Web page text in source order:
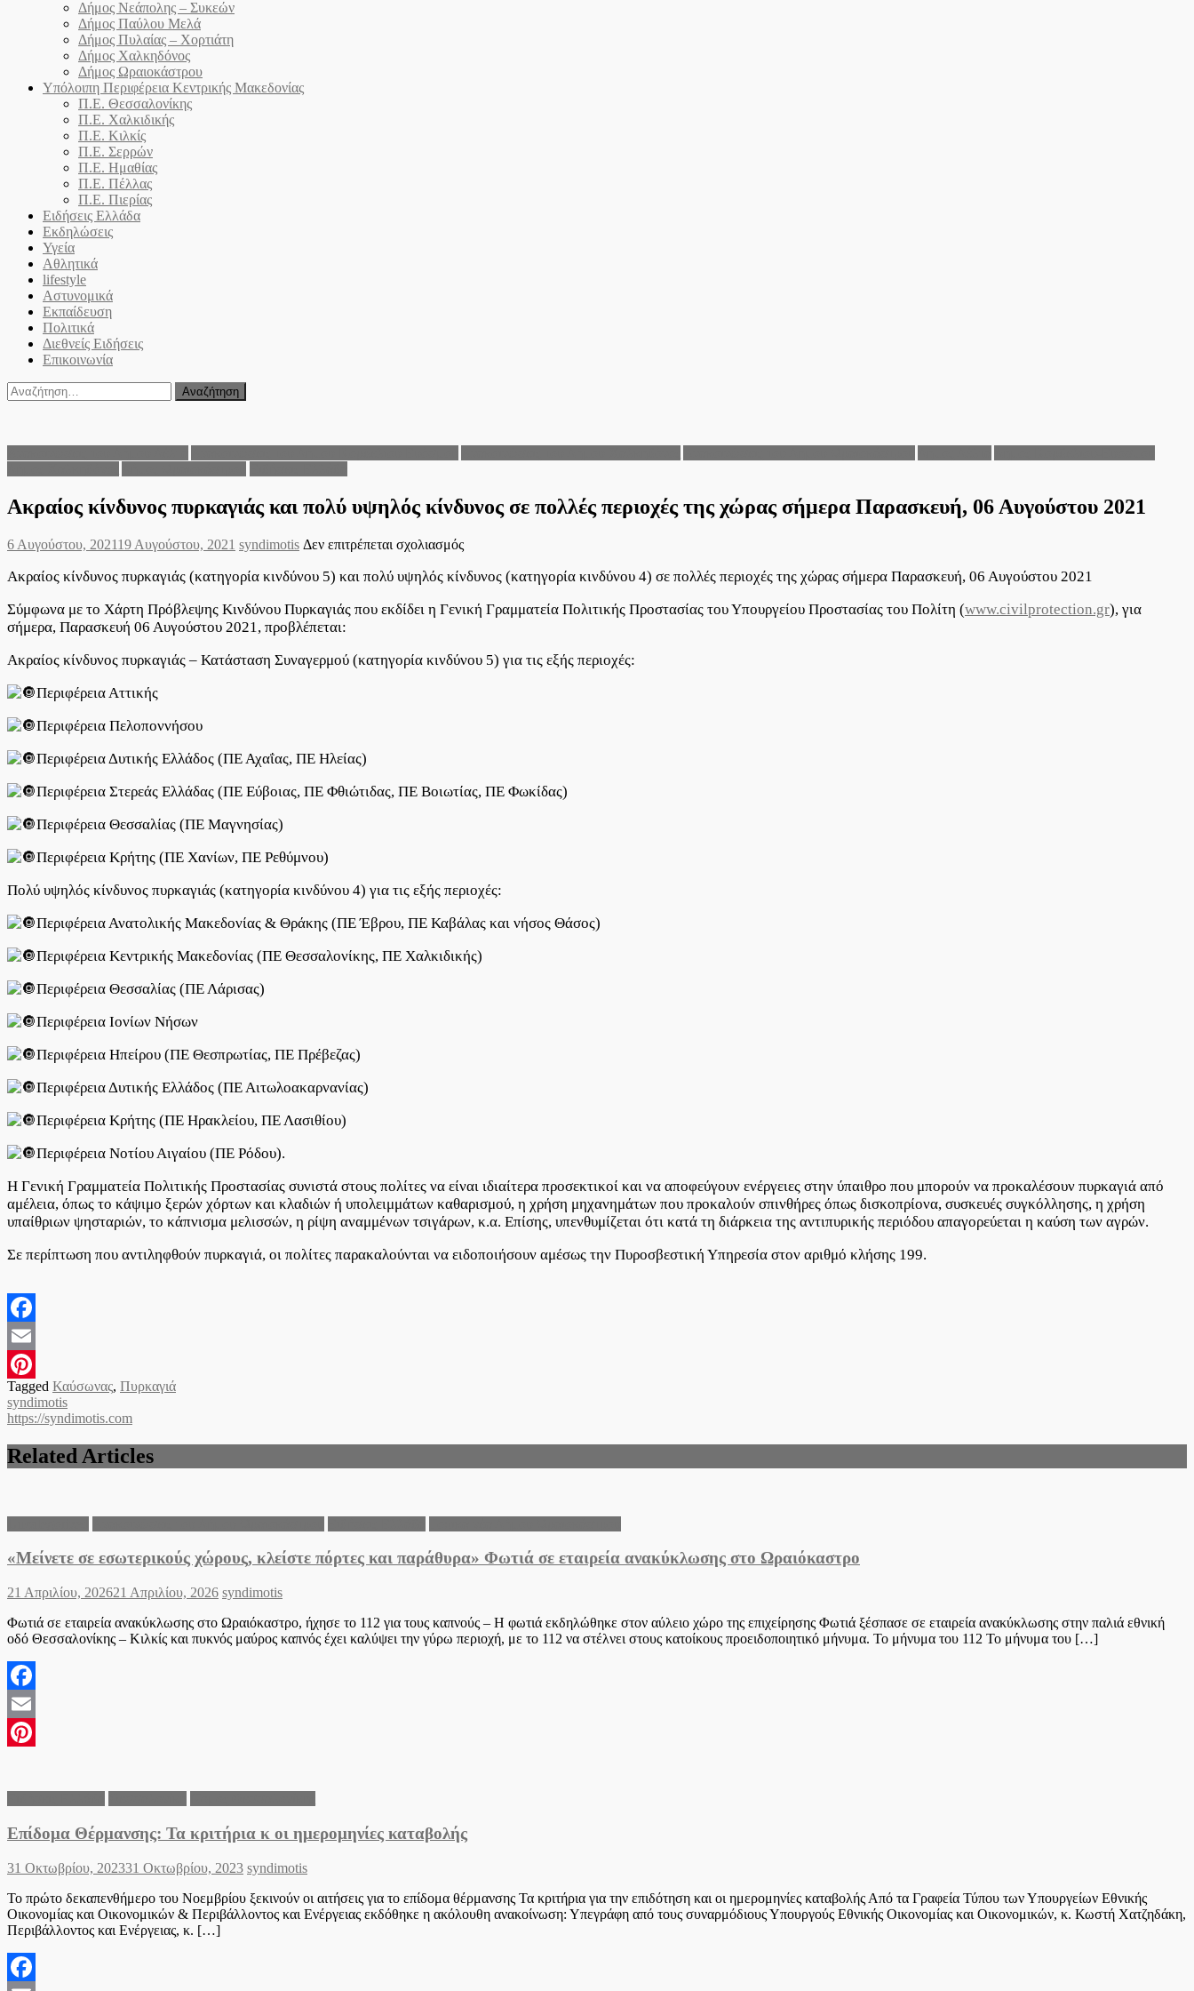
Δήμος Νεάπολης – Συκεών
Δήμος Παύλου Μελά
Δήμος Πυλαίας – Χορτιάτη
Δήμος Χαλκηδόνος
Δήμος Ωραιοκάστρου
Υπόλοιπη Περιφέρεια Κεντρικής Μακεδονίας
Π.Ε. Θεσσαλονίκης
Π.Ε. Χαλκιδικής
Π.Ε. Κιλκίς
Π.Ε. Σερρών
Π.Ε. Ημαθίας
Π.Ε. Πέλλας
Π.Ε. Πιερίας
Ειδήσεις Ελλάδα
Εκδηλώσεις
Υγεία
Αθλητικά
lifestyle
Αστυνομικά
Εκπαίδευση
Πολιτικά
Διεθνείς Ειδήσεις
Επικοινωνία
Αναζήτηση
για:
Ακραίος κίνδυνος πυρκαγιάς και πολύ υψηλός κίνδυνος σε πολλές περιοχές της χώρας σήμερα Παρασκευή, 06 Αυγούστου 2021
Posted
6 Αυγούστου, 202119 Αυγούστου, 2021 Author
syndimotis Δεν επιτρέπεται σχολιασμόςστο
κίνδυνος
και
κίνδυνος
Αυγούστου
Ακραίος κίνδυνος πυρκαγιάς (κατηγορία κινδύνου 5) και πολύ υψηλός κίνδυνος (κατηγορία κινδύνου 4) σε πολλές περιοχές της χώρας σήμερα Παρασκευή, 06 Αυγούστου 2021
Σύμφωνα με το Χάρτη Πρόβλεψης Κινδύνου Πυρκαγιάς που εκδίδει η Γενική Γραμματεία Πολιτικής Προστασίας του Υπουργείου Προστασίας του Πολίτη (www.civilprotection.gr), για
σήμερα, Παρασκευή 06 Αυγούστου 2021, προβλέπεται:
Ακραίος κίνδυνος πυρκαγιάς – Κατάσταση Συναγερμού (κατηγορία κινδύνου 5) για τις εξής περιοχές:
Περιφέρεια Αττικής
Περιφέρεια Πελοποννήσου
Περιφέρεια Δυτικής Ελλάδος (ΠΕ Αχαΐας, ΠΕ Ηλείας)
Περιφέρεια Στερεάς Ελλάδας (ΠΕ Εύβοιας, ΠΕ Φθιώτιδας, ΠΕ Βοιωτίας, ΠΕ Φωκίδας)
Περιφέρεια Θεσσαλίας (ΠΕ Μαγνησίας)
Περιφέρεια Κρήτης (ΠΕ Χανίων, ΠΕ Ρεθύμνου)
Πολύ υψηλός κίνδυνος πυρκαγιάς (κατηγορία κινδύνου 4) για τις εξής περιοχές:
Περιφέρεια Ανατολικής Μακεδονίας & Θράκης (ΠΕ Έβρου, ΠΕ Καβάλας και νήσος Θάσος)
Περιφέρεια Κεντρικής Μακεδονίας (ΠΕ Θεσσαλονίκης, ΠΕ Χαλκιδικής)
Περιφέρεια Θεσσαλίας (ΠΕ Λάρισας)
Περιφέρεια Ιονίων Νήσων
Περιφέρεια Ηπείρου (ΠΕ Θεσπρωτίας, ΠΕ Πρέβεζας)
Περιφέρεια Δυτικής Ελλάδος (ΠΕ Αιτωλοακαρνανίας)
Περιφέρεια Κρήτης (ΠΕ Ηρακλείου, ΠΕ Λασιθίου)
Περιφέρεια Νοτίου Αιγαίου (ΠΕ Ρόδου).
Η Γενική Γραμματεία Πολιτικής Προστασίας συνιστά στους πολίτες να είναι ιδιαίτερα προσεκτικοί και να αποφεύγουν ενέργειες στην ύπαιθρο που μπορούν να προκαλέσουν πυρκαγιά από
αμέλεια, όπως το κάψιμο ξερών χόρτων και κλαδιών ή υπολειμμάτων καθαρισμού, η χρήση μηχανημάτων που προκαλούν σπινθήρες όπως δισκοπρίονα, συσκευές συγκόλλησης, η χρήση
υπαίθριων ψησταριών, το κάπνισμα μελισσών, η ρίψη αναμμένων τσιγάρων, κ.α. Επίσης, υπενθυμίζεται ότι κατά τη διάρκεια της αντιπυρικής περιόδου απαγορεύεται η καύση των αγρών.
Σε περίπτωση που αντιληφθούν πυρκαγιά, οι πολίτες παρακαλούνται να ειδοποιήσουν αμέσως την Πυροσβεστική Υπηρεσία στον αριθμό κλήσης 199.
Facebook
Email
Pinterest
Tagged Καύσωνας, Πυρκαγιά
syndimotis
https://syndimotis.com
Related Articles
«Μείνετε σε εσωτερικούς χώρους, κλείστε πόρτες και παράθυρα» Φωτιά σε εταιρεία ανακύκλωσης στο Ωραιόκαστρο
Posted
21 Απριλίου, 202621 Απριλίου, 2026 Author
syndimotis
Φωτιά σε εταιρεία ανακύκλωσης στο Ωραιόκαστρο, ήχησε το 112 για τους καπνούς – Η φωτιά εκδηλώθηκε στον αύλειο χώρο της επιχείρησης Φωτιά ξέσπασε σε εταιρεία ανακύκλωσης στην παλιά εθνική
οδό Θεσσαλονίκης – Κιλκίς και πυκνός μαύρος καπνός έχει καλύψει την γύρω περιοχή, με το 112 να στέλνει στους κατοίκους προειδοποιητικό μήνυμα. Το μήνυμα του 112 Το μήνυμα του […]
Facebook
Email
Επίδομα Θέρμανσης: Τα κριτήρια κ οι ημερομηνίες καταβολής
Posted
31 Οκτωβρίου, 202331 Οκτωβρίου, 2023 Author
syndimotis
Το πρώτο δεκαπενθήμερο του Νοεμβρίου ξεκινούν οι αιτήσεις για το επίδομα θέρμανσης Τα κριτήρια για την επιδότηση και οι ημερομηνίες καταβολής Από τα Γραφεία Τύπου των Υπουργείων Εθνικής
Οικονομίας και Οικονομικών & Περιβάλλοντος και Ενέργειας εκδόθηκε η ακόλουθη ανακοίνωση: Υπεγράφη από τους συναρμόδιους Υπουργούς Εθνικής Οικονομίας και Οικονομικών, κ. Κωστή Χατζηδάκη,
Περιβάλλοντος και Ενέργειας, κ. […]